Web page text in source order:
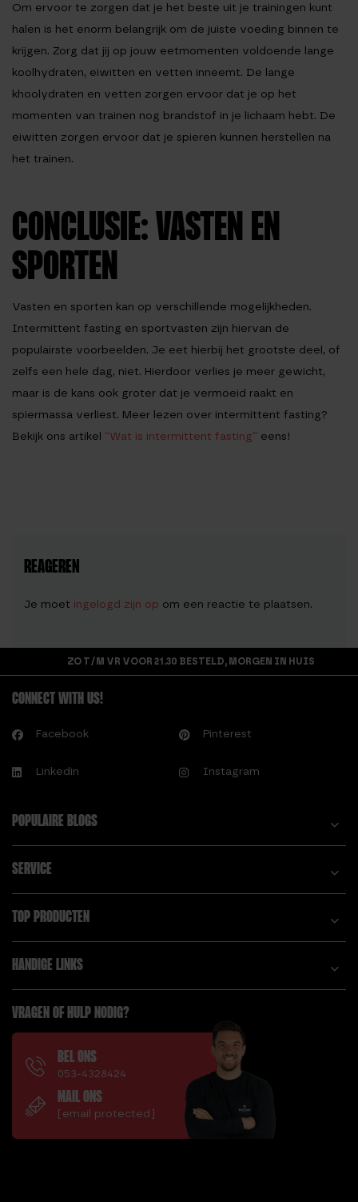
Om ervoor te zorgen dat je het beste uit je trainingen kunt
halen is het enorm belangrijk om de juiste voeding binnen te
krijgen. Zorg dat jij op jouw eetmomenten voldoende lange
koolhydraten, eiwitten en vetten inneemt. De lange
khoolydraten en vetten zorgen ervoor dat je op het
momenten van trainen nog brandstof in je lichaam hebt. De
eiwitten zorgen ervoor dat je spieren kunnen herstellen na
het trainen.
CONCLUSIE: VASTEN EN
SPORTEN
Vasten en sporten kan op verschillende mogelijkheden.
Intermittent fasting en sportvasten zijn hiervan de
populairste voorbeelden. Je eet hierbij het grootste deel, of
zelfs een hele dag, niet. Hierdoor verlies je meer gewicht,
maar is de kans ook groter dat je vermoeid raakt en
spiermassa verliest. Meer lezen over intermittent fasting?
Bekijk ons artikel “Wat is intermittent fasting” eens!
REAGEREN
Je moet ingelogd zijn op om een reactie te plaatsen.
ZO T/M VR VOOR 21.30 BESTELD, MORGEN IN HUIS
CONNECT WITH US!
Facebook Pinterest
Linkedin Instagram
POPULAIRE BLOGS
SERVICE
TOP PRODUCTEN
HANDIGE LINKS
VRAGEN OF HULP NODIG?
BEL ONS
053-4328424
MAIL ONS
[email protected]